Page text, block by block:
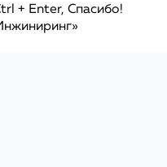
+ Enter, Спасибо!